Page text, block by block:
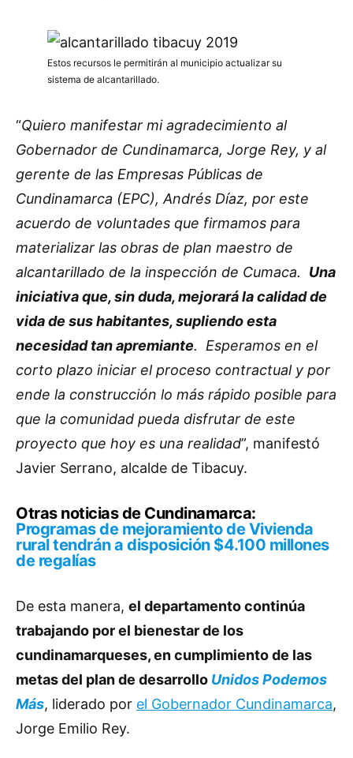
Estos recursos le permitirán al municipio actualizar su
sistema de alcantarillado.
“Quiero manifestar mi agradecimiento al
Gobernador de Cundinamarca, Jorge Rey, y al
gerente de las Empresas Públicas de
Cundinamarca (EPC), Andrés Díaz, por este
acuerdo de voluntades que firmamos para
materializar las obras de plan maestro de
alcantarillado de la inspección de Cumaca. Una
iniciativa que, sin duda, mejorará la calidad de
vida de sus habitantes, supliendo esta
necesidad tan apremiante. Esperamos en el
corto plazo iniciar el proceso contractual y por
ende la construcción lo más rápido posible para
que la comunidad pueda disfrutar de este
proyecto que hoy es una realidad”, manifestó
Javier Serrano, alcalde de Tibacuy.
Otras noticias de Cundinamarca:
Programas de mejoramiento de Vivienda
rural tendrán a disposición $4.100 millones
de regalías
De esta manera, el departamento continúa
trabajando por el bienestar de los
cundinamarqueses, en cumplimiento de las
metas del plan de desarrollo Unidos Podemos
Más, liderado por el Gobernador Cundinamarca,
Jorge Emilio Rey.